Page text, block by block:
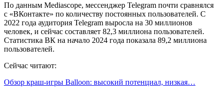
По данным Mediascope, мессенджер Telegram почти сравнялся
с «ВКонтакте» по количеству постоянных пользователей. С
2022 года аудитория Telegram выросла на 30 миллионов
человек, и сейчас составляет 82,3 миллиона пользователей.
Статистика ВК на начало 2024 года показала 89,2 миллиона
пользователей.
Сейчас читают:
Обзор краш-игры Balloon: высокий потенциал, низкая…